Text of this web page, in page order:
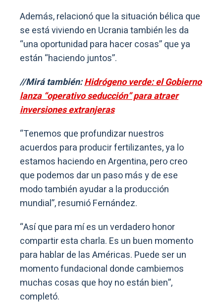
Además, relacionó que la situación bélica que
se está viviendo en Ucrania también les da
“una oportunidad para hacer cosas” que ya
están “haciendo juntos”.
//Mirá también:Hidrógeno verde: el Gobierno
lanza “operativo seducción” para atraer
inversiones extranjeras
“Tenemos que profundizar nuestros
acuerdos para producir fertilizantes, ya lo
estamos haciendo en Argentina, pero creo
que podemos dar un paso más y de ese
modo también ayudar a la producción
mundial”, resumió Fernández.
“Así que para mí es un verdadero honor
compartir esta charla. Es un buen momento
para hablar de las Américas. Puede ser un
momento fundacional donde cambiemos
muchas cosas que hoy no están bien”,
completó.